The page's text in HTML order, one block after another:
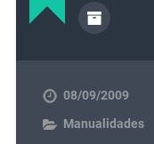
08/09/2009
Manualidades